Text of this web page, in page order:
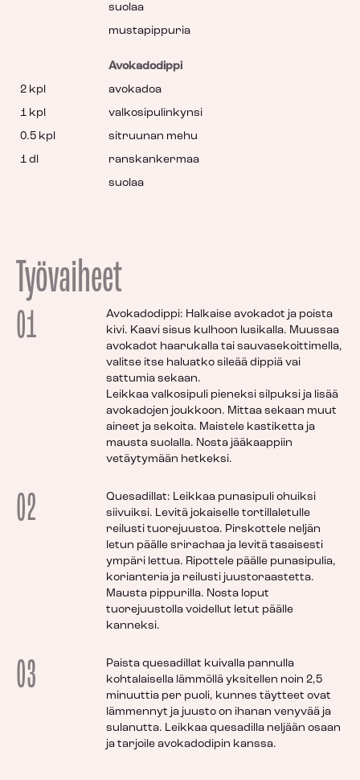
suolaa
mustapippuria
Avokadodippi
avokadoa
2 kpl
valkosipulinkynsi
1 kpl
sitruunan mehu
0.5 kpl
ranskankermaa
1 dl
suolaa
Työvaiheet
01
Avokadodippi: Halkaise avokadot ja poista
kivi. Kaavi sisus kulhoon lusikalla. Muussaa
avokadot haarukalla tai sauvasekoittimella,
valitse itse haluatko sileää dippiä vai
sattumia sekaan.
Leikkaa valkosipuli pieneksi silpuksi ja lisää
avokadojen joukkoon. Mittaa sekaan muut
aineet ja sekoita. Maistele kastiketta ja
mausta suolalla. Nosta jääkaappiin
vetäytymään hetkeksi.
02
Quesadillat: Leikkaa punasipuli ohuiksi
siivuiksi. Levitä jokaiselle tortillaletulle
reilusti tuorejuustoa. Pirskottele neljän
letun päälle srirachaa ja levitä tasaisesti
ympäri lettua. Ripottele päälle punasipulia,
korianteria ja reilusti juustoraastetta.
Mausta pippurilla. Nosta loput
tuorejuustolla voidellut letut päälle
kanneksi.
03
Paista quesadillat kuivalla pannulla
kohtalaisella lämmöllä yksitellen noin 2,5
minuuttia per puoli, kunnes täytteet ovat
lämmennyt ja juusto on ihanan venyvää ja
sulanutta. Leikkaa quesadilla neljään osaan
ja tarjoile avokadodipin kanssa.